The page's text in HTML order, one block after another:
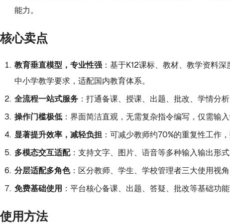
能力。
核心卖点
教育垂直模型，专业性强：基于K12课标、教材、教学资料
中小学教学要求，适配国内教育体系。
全流程一站式服务：打通备课、授课、出题、批改、学情分
操作门槛极低：界面简洁直观，无需复杂指令编写，仅需输
显著提升效率，减轻负担 ：可减少教师约70%的重复性工作
多模态交互适配：支持文字、图片、语音等多种输入输出形
分层适配多角色：区分教师、学生、学校管理者三大使用视
免费基础使用 ：平台核心备课、出题、答疑、批改等基础功
使用方法